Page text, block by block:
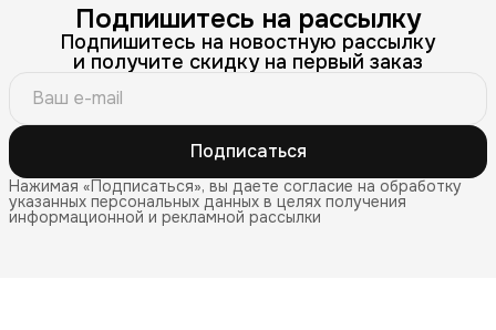
Подпишитесь на рассылку
Подпишитесь на новостную рассылку
и получите скидку на первый заказ
Подписаться
Нажимая «Подписаться», вы даете согласие на обработку
указанных персональных данных в целях получения
информационной и рекламной рассылки